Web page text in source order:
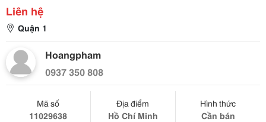
Liên hệ
Quận 1
Hoangpham
0937 350 808
Mã số
11029638
Địa điểm
Hồ Chí Minh
Hình thức
Cần bán